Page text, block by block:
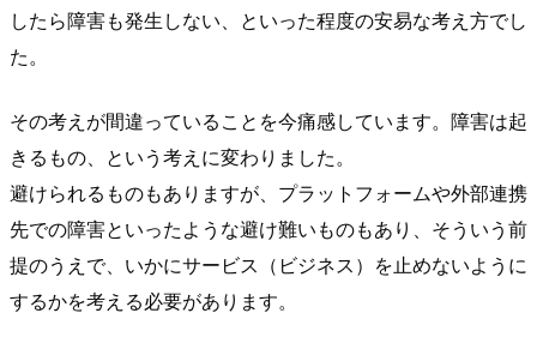
したら障害も発生しない、といった程度の安易な考え方でし
た。
その考えが間違っていることを今痛感しています。障害は起
きるもの、という考えに変わりました。
避けられるものもありますが、プラットフォームや外部連携
先での障害といったような避け難いものもあり、そういう前
提のうえで、いかにサービス（ビジネス）を止めないように
するかを考える必要があります。